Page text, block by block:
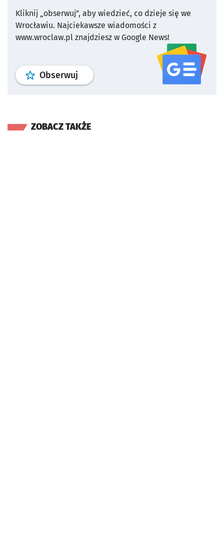
Kliknij „obserwuj”, aby wiedzieć, co dzieje się we
Wrocławiu. Najciekawsze wiadomości z
www.wroclaw.pl znajdziesz w Google News!
Obserwuj profil serwisu
ZOBACZ TAKŻE